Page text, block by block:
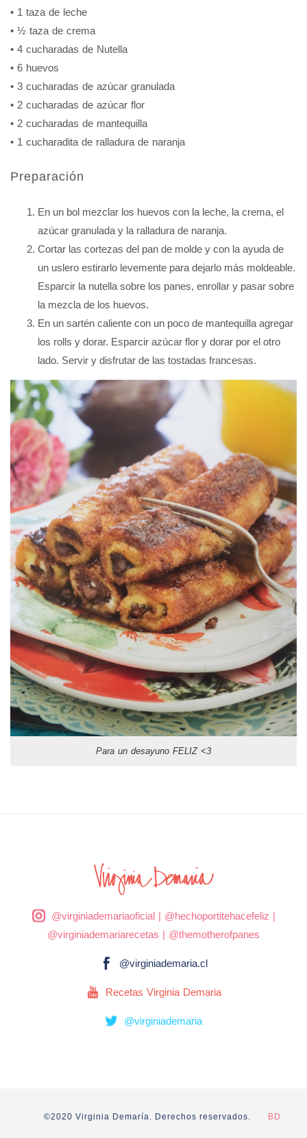
• 1 taza de leche
• ½ taza de crema
• 4 cucharadas de Nutella
• 6 huevos
• 3 cucharadas de azúcar granulada
• 2 cucharadas de azúcar flor
• 2 cucharadas de mantequilla
• 1 cucharadita de ralladura de naranja
Preparación
En un bol mezclar los huevos con la leche, la crema, el
azúcar granulada y la ralladura de naranja.
Cortar las cortezas del pan de molde y con la ayuda de
un uslero estirarlo levemente para dejarlo más moldeable.
Esparcir la nutella sobre los panes, enrollar y pasar sobre
la mezcla de los huevos.
En un sartén caliente con un poco de mantequilla agregar
los rolls y dorar. Esparcir azúcar flor y dorar por el otro
lado. Servir y disfrutar de las tostadas francesas.
Para un desayuno FELIZ <3
@virginiademariaoficial| @hechoportitehacefeliz |
@virginiademariarecetas | @themotherofpanes
@virginiademaria.cl
Recetas Virginia Demaria
@virginiademaria
©2020 Virginia Demaría. Derechos reservados. BD